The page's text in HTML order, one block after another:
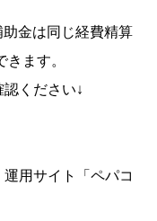
金は同じ経費精算
ます。
ください↓
用サイト「ペパコ